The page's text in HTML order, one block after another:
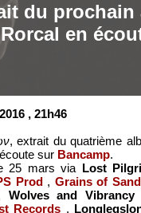
du prochain
Rorcal en
, 21h46
, extrait du quatrième
sur Bancamp.
25 mars via Lost
Prod, Grains of
Wolves and Vibrancy
Records ,